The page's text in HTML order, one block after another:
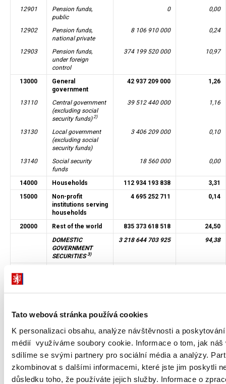
Tato webová stránka používá cookies
K personalizaci obsahu, analýze návštěvnosti a
médií využíváme soubory cookie. Informace o tom, jak náš
sdílíme se svými partnery pro sociální média a analýzy.
zkombinovat s dalšími informacemi, které jste jim poskytli
důsledku toho, že používáte jejich služby. Informace o
12901
Pension funds,
public
0 0,00
12902
Pension funds,
national private
8 106 910 000 0,24
12903
Pension funds,
under foreign
control
374 199 520 000 10,97
13000
General
government
42 937 209 000 1,26
13110
Central government
(excluding social
security funds)2)
39 512 440 000 1,16
13130
Local government
(excluding social
security funds)
3 406 209 000 0,10
13140
Social security
funds
18 560 000 0,00
14000 Households 112 934 193 838
3,31
15000
Non-profit
institutions serving
households
4 695 252 711 0,14
20000 Rest of the world 835 373 618 518
24,50
DOMESTIC
GOVERNMENT
SECURITIES3)
3 218 644 703 925 94,38
Total debt outstanding as of 31
3 410 224 796 186
1)Deposit-taking corporations except the central bank sector is
adjusted for nominal values of government securities provided
by the Ministry of Finance as collateral within the lending